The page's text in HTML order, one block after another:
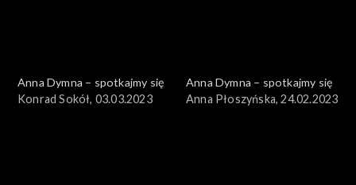
Anna Dymna – spotkajmy się
Konrad Sokół, 03.03.2023
Anna Dymna – spotkajmy się
Anna Płoszyńska, 24.02.2023